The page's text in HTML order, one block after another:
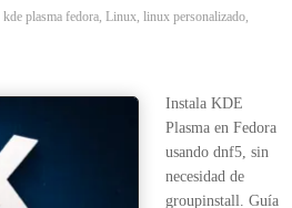
kde plasma fedora, Linux, linux personalizado,
Instala KDE
Plasma en Fedora
usando dnf5, sin
necesidad de
groupinstall. Guía